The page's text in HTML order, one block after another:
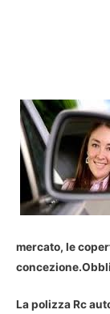
mercato, le
concezione.
La polizza Rc